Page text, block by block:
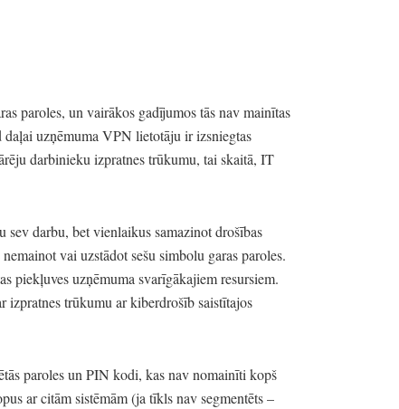
paroles, un vairākos gadījumos tās nav mainītas
daļai uzņēmuma VPN lietotāju ir izsniegtas
darbinieku izpratnes trūkumu, tai skaitā, IT
sev darbu, bet vienlaikus samazinot drošības
vai uzstādot sešu simbolu garas paroles.
piekļuves uzņēmuma svarīgākajiem resursiem.
izpratnes trūkumu ar kiberdrošīb saistītajos
paroles un PIN kodi, kas nav nomainīti kopš
ar citām sistēmām(ja tīkls nav segmentēts–